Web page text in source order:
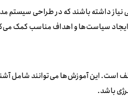
داشته باشند که در طراحی سیستم
ایجاد سیاست‌ها و اهداف مناسب کمک
در سطوح مختلف است. این آموزش‌ها می‌توانند
باشد.